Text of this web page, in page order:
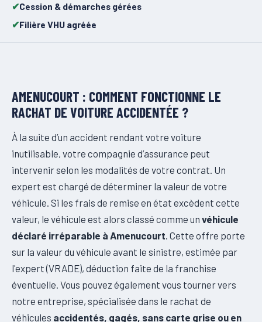
Cession & démarches gérées
Filière VHU agréée
AMENUCOURT : COMMENT FONCTIONNE LE
RACHAT DE VOITURE ACCIDENTÉE ?
À la suite d’un accident rendant votre voiture
inutilisable, votre compagnie d’assurance peut
intervenir selon les modalités de votre contrat. Un
expert est chargé de déterminer la valeur de votre
véhicule. Si les frais de remise en état excèdent cette
valeur, le véhicule est alors classé comme un véhicule
déclaré irréparable à Amenucourt . Cette offre porte
sur la valeur du véhicule avant le sinistre, estimée par
l'expert (VRADE), déduction faite de la franchise
éventuelle. Vous pouvez également vous tourner vers
notre entreprise, spécialisée dans le rachat de
véhicules accidentés, gagés, sans carte grise ou en